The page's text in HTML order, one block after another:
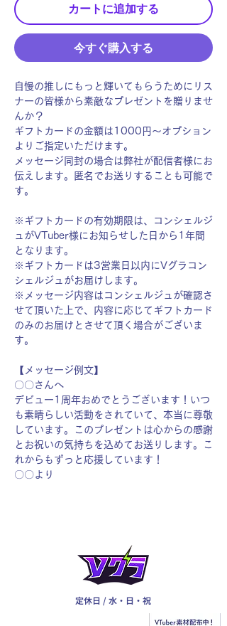
カートに追加する
今すぐ購入する
自慢の推しにもっと輝いてもらうためにリス
ナーの皆様から素敵なプレゼントを贈りませ
んか？
ギフトカードの金額は1000円〜オプション
よりご指定いただけます。
メッセージ同封の場合は弊社が配信者様にお
伝えします。匿名でお送りすることも可能で
す。
※ギフトカードの有効期限は、コンシェルジ
ュがVTuber様にお知らせした日から1年間
となります。
※ギフトカードは3営業日以内にVグラコン
シェルジュがお届けします。
※メッセージ内容はコンシェルジュが確認さ
せて頂いた上で、内容に応じてギフトカード
のみのお届けとさせて頂く場合がございま
す。
【メッセージ例文】
〇〇さんへ
デビュー1周年おめでとうございます！いつ
も素晴らしい活動をされていて、本当に尊敬
しています。このプレゼントは心からの感謝
とお祝いの気持ちを込めてお送りします。こ
れからもずっと応援しています！
〇〇より
定休日 / 水・日・祝